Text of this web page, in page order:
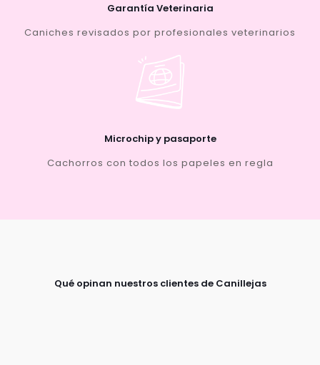
Garantía Veterinaria
Caniches revisados por profesionales veterinarios
Microchip y pasaporte
Cachorros con todos los papeles en regla
Qué opinan nuestros clientes de Canillejas